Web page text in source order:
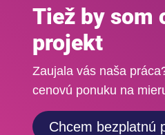
Tiež by som
projekt
Zaujala vás naša
cenovú ponuku na
Chcem bezplatnú